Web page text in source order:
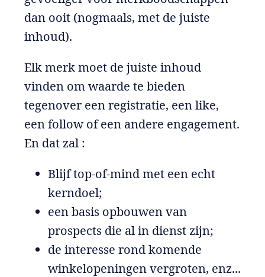
dan ooit (nogmaals, met de juiste
inhoud).
Elk merk moet de juiste inhoud
vinden om waarde te bieden
tegenover een registratie, een like,
een follow of een andere engagement.
En dat zal :
Blijf top-of-mind met een echt
kerndoel;
een basis opbouwen van
prospects die al in dienst zijn;
de interesse rond komende
winkelopeningen vergroten, enz...